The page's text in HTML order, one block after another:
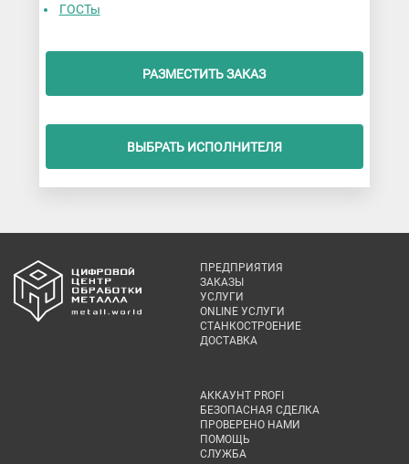
ГОСТы
РАЗМЕСТИТЬ ЗАКАЗ
ВЫБРАТЬ ИСПОЛНИТЕЛЯ
ПРЕДПРИЯТИЯ
ЗАКАЗЫ
УСЛУГИ
ONLINE УСЛУГИ
СТАНКОСТРОЕНИЕ
ДОСТАВКА
АККАУНТ PROFI
БЕЗОПАСНАЯ СДЕЛКА
ПРОВЕРЕНО НАМИ
ПОМОЩЬ
СЛУЖБА